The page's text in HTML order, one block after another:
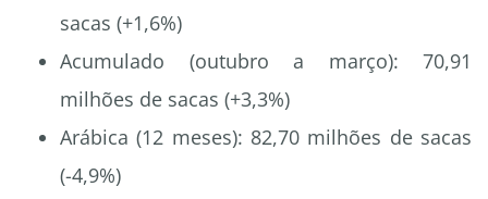
sacas (+1,6%)
Acumulado (outubro a março): 70,91
milhões de sacas (+3,3%)
Arábica (12 meses): 82,70 milhões de sacas
(-4,9%)